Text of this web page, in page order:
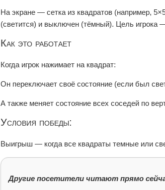
На экране — сетка из квадратов (например,
(светится) и выключен (тёмный). Цель игрока
Как это работает
Когда игрок нажимает на квадрат:
Он переключает своё состояние (если был
А также меняет состояние всех соседей по
Условия победы:
Выигрыш — когда все квадраты темные или
Другие посетители читают прямо